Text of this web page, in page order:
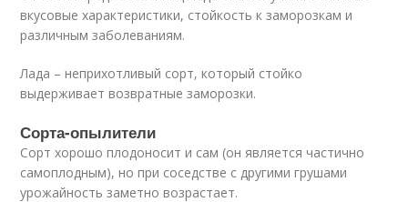
вкусовые характеристики, стойкость к заморозкам и
различным заболеваниям.
Лада – неприхотливый сорт, который стойко
выдерживает возвратные заморозки.
Сорта-опылители
Сорт хорошо плодоносит и сам (он является частично
самоплодным), но при соседстве с другими грушами
урожайность заметно возрастает.